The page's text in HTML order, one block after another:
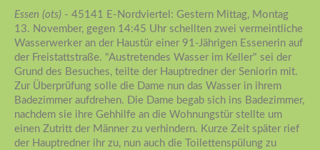
Essen (ots) - 45141 E-Nordviertel: Gestern Mittag, Montag
13. November, gegen 14:45 Uhr schellten zwei vermeintliche
Wasserwerker an der Haustür einer 91-Jährigen Essenerin auf
der Freistattstraße. "Austretendes Wasser im Keller" sei der
Grund des Besuches, teilte der Hauptredner der Seniorin mit.
Zur Überprüfung solle die Dame nun das Wasser in ihrem
Badezimmer aufdrehen. Die Dame begab sich ins Badezimmer,
nachdem sie ihre Gehhilfe an die Wohnungstür stellte um
einen Zutritt der Männer zu verhindern. Kurze Zeit später rief
der Hauptredner ihr zu, nun auch die Toilettenspülung zu